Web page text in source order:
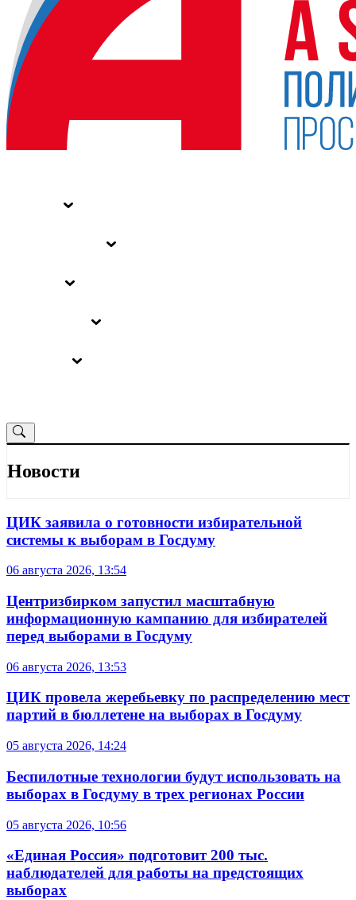
Новости
ЦИК заявила о готовности избирательной
системы к выборам в Госдуму
06 августа 2026, 13:54
Центризбирком запустил масштабную
информационную кампанию для избирателей
перед выборами в Госдуму
06 августа 2026, 13:53
ЦИК провела жеребьевку по распределению мест
партий в бюллетене на выборах в Госдуму
05 августа 2026, 14:24
Беспилотные технологии будут использовать на
выборах в Госдуму в трех регионах России
05 августа 2026, 10:56
«Единая Россия» подготовит 200 тыс.
наблюдателей для работы на предстоящих
выборах